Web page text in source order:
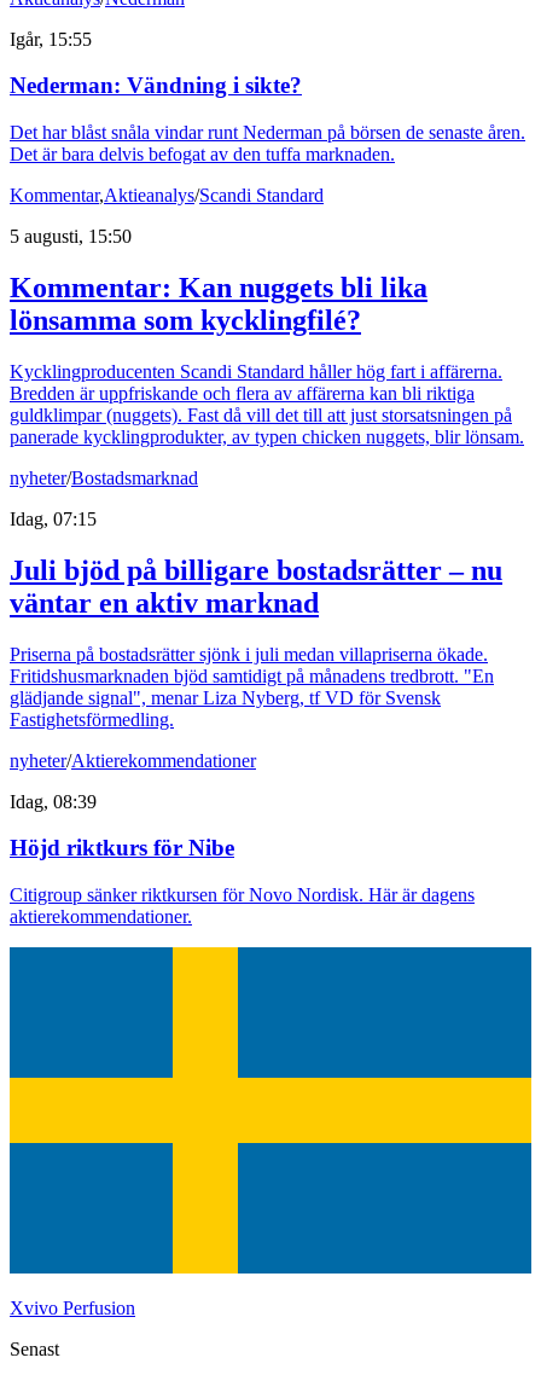
Igår, 15:55
Nederman: Vändning i sikte?
Det har blåst snåla vindar runt Nederman på börsen de senaste åren.
Det är bara delvis befogat av den tuffa marknaden.
Kommentar,Aktieanalys/Scandi Standard
5 augusti, 15:50
Kommentar: Kan nuggets bli lika
lönsamma som kycklingfilé?
Kycklingproducenten Scandi Standard håller hög fart i affärerna.
Bredden är uppfriskande och flera av affärerna kan bli riktiga
guldklimpar (nuggets). Fast då vill det till att just storsatsningen på
panerade kycklingprodukter, av typen chicken nuggets, blir lönsam.
nyheter/Bostadsmarknad
Idag, 07:15
Juli bjöd på billigare bostadsrätter – nu
väntar en aktiv marknad
Priserna på bostadsrätter sjönk i juli medan villapriserna ökade.
Fritidshusmarknaden bjöd samtidigt på månadens tredbrott. "En
glädjande signal", menar Liza Nyberg, tf VD för Svensk
Fastighetsförmedling.
nyheter/Aktierekommendationer
Idag, 08:39
Höjd riktkurs för Nibe
Citigroup sänker riktkursen för Novo Nordisk. Här är dagens
aktierekommendationer.
Xvivo Perfusion
Senast